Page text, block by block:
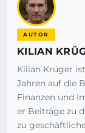
AUTOR
KILIAN
Kilian Krüger
Jahren auf die
Finanzen und
er Beiträge zu
zu